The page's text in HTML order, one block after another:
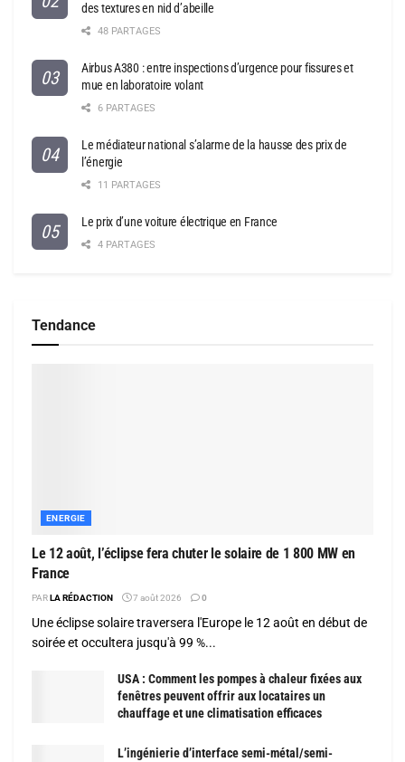
des textures en nid d’abeille
48 PARTAGES
Airbus A380 : entre inspections d’urgence pour fissures et
mue en laboratoire volant
6 PARTAGES
Le médiateur national s’alarme de la hausse des prix de
l’énergie
11 PARTAGES
Le prix d’une voiture électrique en France
4 PARTAGES
Tendance
ENERGIE
Le 12 août, l’éclipse fera chuter le solaire de 1 800 MW en
France
PAR LA RÉDACTION 7 août 2026 0
Une éclipse solaire traversera l'Europe le 12 août en début de
soirée et occultera jusqu'à 99 %...
USA : Comment les pompes à chaleur fixées aux
fenêtres peuvent offrir aux locataires un
chauffage et une climatisation efficaces
L’ingénierie d’interface semi-métal/semi-